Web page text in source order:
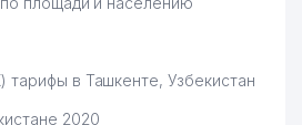
в Ташкенте, Узбекистан
2020